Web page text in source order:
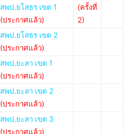
สพป.ยโสธร เขต 1
(ประกาศแล้ว)
(ครั้งที่
2)
สพป.ยโสธร เขต 2
(ประกาศแล้ว)
สพป.ยะลา เขต 1
(ประกาศแล้ว)
สพป.ยะลา เขต 2
(ประกาศแล้ว)
สพป.ยะลา เขต 3
(ประกาศแล้ว)